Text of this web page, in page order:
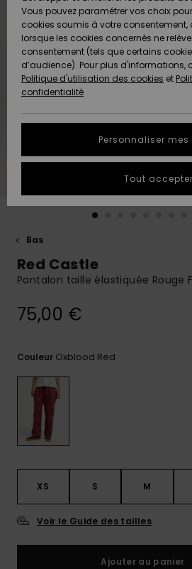
Snow
Nouveautés
A
Découvrir
Snow
Nouveautés
A
Découvrir
A
Découvrir
Communauté
AIDE &
CONTACT
Quiksilver
Freedom
Protection
des
tailles
à votre
question.
Trouvez
de
Consulter
la FAQ
MAGASINS
QUIKSILVER
Bas
Red Castle
Pantalon taille élastiquée Rouge
75,00 €
Couleur Oxblood Red
XS S M
Voir le Guide des tailles
Ajouter au panier
Vous pouvez paramétrer vos choix
cookies soumis à votre consentement,
lorsque les cookies concernés ne
consentement (tels que certains
d’audience). Pour plus d'informations,
Politique d'utilisation des cookies et
confidentialité
Personnaliser
Tout accepter